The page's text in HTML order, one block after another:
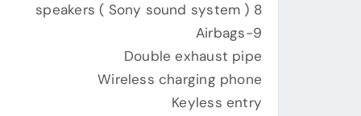
8 speakers ( Sony sound system )
9-Airbags
Double exhaust pipe
Wireless charging phone
Keyless entry